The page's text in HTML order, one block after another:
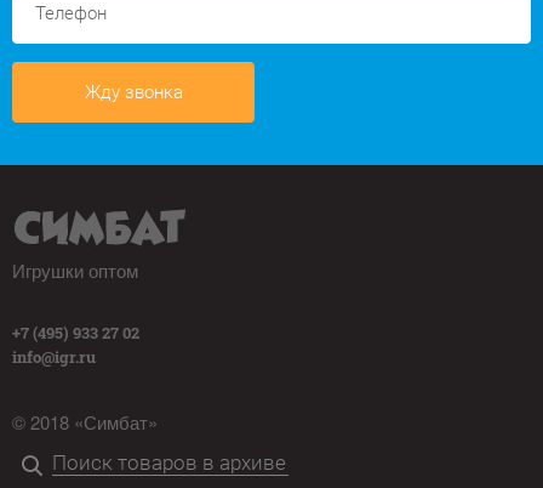
Жду звонка
Игрушки оптом
+7 (495) 933 27 02
info@igr.ru
© 2018 «Симбат»